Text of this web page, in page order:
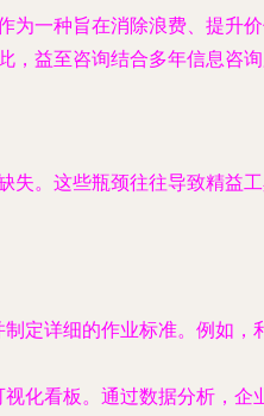
一种旨在消除浪费、提升
，益至咨询结合多年信息咨
失。这些瓶颈往往导致精益
定详细的作业标准。例如，
化看板。通过数据分析，企